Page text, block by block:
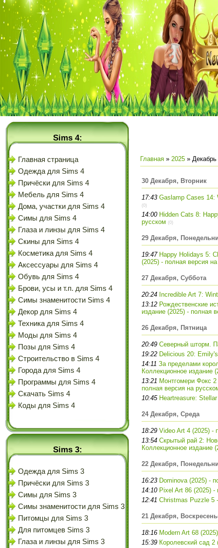
Sims 4:
Главная страница
Одежда для Sims 4
Причёски для Sims 4
Мебель для Sims 4
Дома, участки для Sims 4
Симы для Sims 4
Глаза и линзы для Sims 4
Скины для Sims 4
Косметика для Sims 4
Аксессуары для Sims 4
Обувь для Sims 4
Брови, усы и т.п. для Sims 4
Симы знаменитости Sims 4
Декор для Sims 4
Техника для Sims 4
Моды для Sims 4
Позы для Sims 4
Строительство в Sims 4
Города для Sims 4
Программы для Sims 4
Скачать Sims 4
Коды для Sims 4
Sims 3:
Одежда для Sims 3
Причёски для Sims 3
Симы для Sims 3
Симы знаменитости для Sims 3
Питомцы для Sims 3
Для питомцев Sims 3
Глаза и линзы для Sims 3
Главная » 2025 » Декабрь
30 Декабря, Вторник
17:43 Gaslamp Cases 14:
(0)
14:00 Hidden Cats 8:
русском (0)
29 Декабря,
19:47 Happy Holidays 5:
(2025) - полная версия
27 Декабря, Суббота
20:24 Incredible Art 7:
13:12 Рождественские
издание (2025) - полная
26 Декабря, Пятница
20:49 Северный шторм.
19:22 Delicious 20:
14:11 За пределами
Коллекционное издание
13:21 Монтгомери Фокс
полная версия на
10:45 Heartreasure:
24 Декабря, Среда
18:29 Video Art 4 (2025) -
13:54 Скрытый рай 2:
Коллекционное издание
22 Декабря,
16:23 Dominova (2025) -
14:10 Pixel Art 86 (2025) -
12:41 Christmas Puzzle 5
21 Декабря,
18:16 Modern Art 68
15:39 Королевский сад 2